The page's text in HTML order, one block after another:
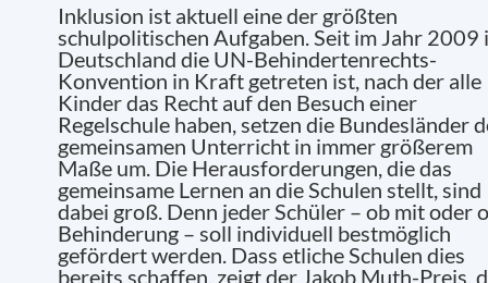
Inklusion ist aktuell eine der größten
schulpolitischen Aufgaben. Seit im Jahr 2009
Deutschland die UN-Behindertenrechts-
Konvention in Kraft getreten ist, nach der alle
Kinder das Recht auf den Besuch einer
Regelschule haben, setzen die Bundesländer
gemeinsamen Unterricht in immer größerem
Maße um. Die Herausforderungen, die das
gemeinsame Lernen an die Schulen stellt, sind
dabei groß. Denn jeder Schüler – ob mit oder
Behinderung – soll individuell bestmöglich
gefördert werden. Dass etliche Schulen dies
bereits schaffen, zeigt der Jakob Muth-Preis,